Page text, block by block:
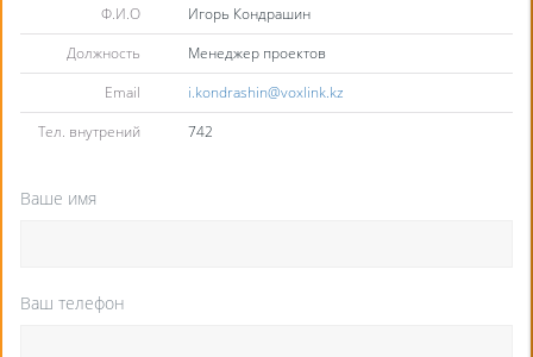
Ф.И.О
Игорь Кондрашин
Должность
Менеджер проектов
Email
i.kondrashin@voxlink.kz
Тел. внутрений
742
Ваше имя
Ваш телефон